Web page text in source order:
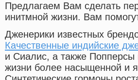
Предлагаем Вам сделать
инитмной жизни. Вам
Дженерики известных
Качественные индийские
и Сиалис, а также Попперсы
жизни более насыщенной и